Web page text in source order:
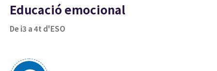
Educació emocional
De i3 a 4t d'ESO